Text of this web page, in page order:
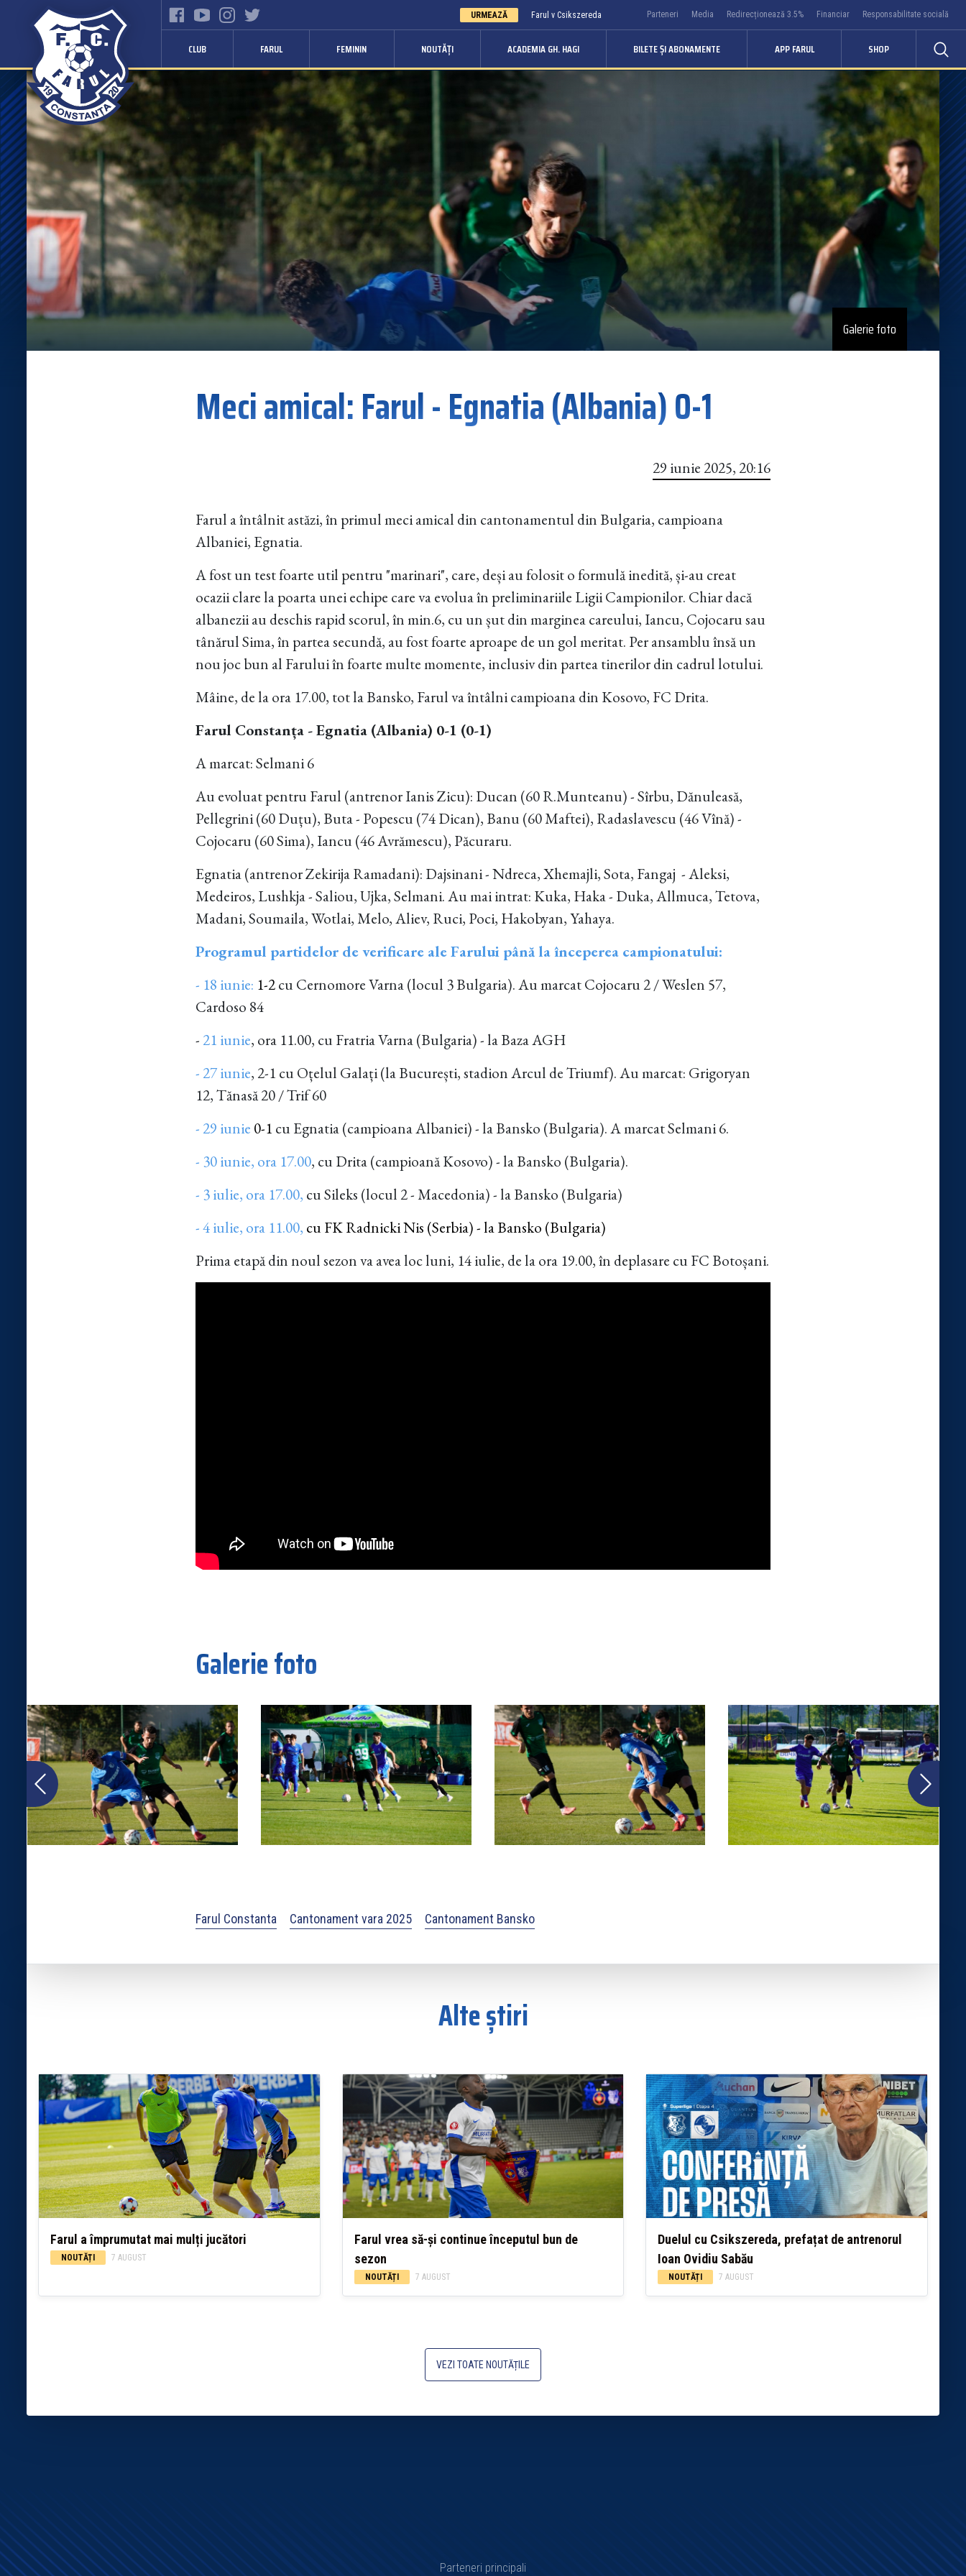
URMEAZĂ Farul v Csikszereda Parteneri Media Redirecționează 3.5% Financiar Responsabilitate socială
CLUB FARUL FEMININ NOUTĂȚI ACADEMIA GH. HAGI BILETE ȘI ABONAMENTE APP FARUL SHOP
Galerie foto
Meci amical: Farul - Egnatia (Albania) 0-1
29 iunie 2025, 20:16
Farul a întâlnit astăzi, în primul meci amical din cantonamentul din Bulgaria, campioana
Albaniei, Egnatia.
A fost un test foarte util pentru "marinari", care, deși au folosit o formulă inedită, și-au creat
ocazii clare la poarta unei echipe care va evolua în preliminariile Ligii Campionilor. Chiar dacă
albanezii au deschis rapid scorul, în min.6, cu un șut din marginea careului, Iancu, Cojocaru sau
tânărul Sima, în partea secundă, au fost foarte aproape de un gol meritat. Per ansamblu însă un
nou joc bun al Farului în foarte multe momente, inclusiv din partea tinerilor din cadrul lotului.
Mâine, de la ora 17.00, tot la Bansko, Farul va întâlni campioana din Kosovo, FC Drita.
Farul Constanța - Egnatia (Albania) 0-1 (0-1)
A marcat: Selmani 6
Au evoluat pentru Farul (antrenor Ianis Zicu): Ducan (60 R.Munteanu) - Sîrbu, Dănuleasă,
Pellegrini (60 Duțu), Buta - Popescu (74 Dican), Banu (60 Maftei), Radaslavescu (46 Vînă) -
Cojocaru (60 Sima), Iancu (46 Avrămescu), Păcuraru.
Egnatia (antrenor Zekirija Ramadani): Dajsinani - Ndreca, Xhemajli, Sota, Fangaj - Aleksi,
Medeiros, Lushkja - Saliou, Ujka, Selmani. Au mai intrat: Kuka, Haka - Duka, Allmuca, Tetova,
Madani, Soumaila, Wotlai, Melo, Aliev, Ruci, Poci, Hakobyan, Yahaya.
Programul partidelor de verificare ale Farului până la începerea campionatului:
- 18 iunie: 1-2cu Cernomore Varna (locul 3 Bulgaria). Au marcat Cojocaru 2 / Weslen 57,
Cardoso 84
- 21 iunie, ora 11.00, cu Fratria Varna (Bulgaria) - la Baza AGH
- 27 iunie, 2-1 cu Oțelul Galați (la București, stadion Arcul de Triumf). Au marcat: Grigoryan
12, Tănasă 20 / Trif 60
- 29 iunie 0-1cu Egnatia (campioana Albaniei) - la Bansko (Bulgaria). A marcat Selmani 6.
- 30 iunie, ora 17.00, cu Drita (campioană Kosovo) - la Bansko (Bulgaria).
- 3 iulie, ora 17.00, cu Sileks (locul 2 - Macedonia) - la Bansko (Bulgaria)
- 4 iulie, ora 11.00, cu FK Radnicki Nis (Serbia) - la Bansko (Bulgaria)
Prima etapă din noul sezon va avea loc luni, 14 iulie, de la ora 19.00, în deplasare cu FC Botoșani.
Galerie foto
Farul Constanta Cantonament vara 2025 Cantonament Bansko
Alte știri
Farul a împrumutat mai mulți jucători
NOUTĂȚI 7 AUGUST
Farul vrea să-și continue începutul bun de
sezon
NOUTĂȚI 7 AUGUST
Duelul cu Csikszereda, prefațat de antrenorul
Ioan Ovidiu Sabău
NOUTĂȚI 7 AUGUST
VEZI TOATE NOUTĂȚILE
Parteneri principali